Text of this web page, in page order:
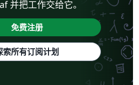
并把工作交给它。
免费注册
索所有订阅计划